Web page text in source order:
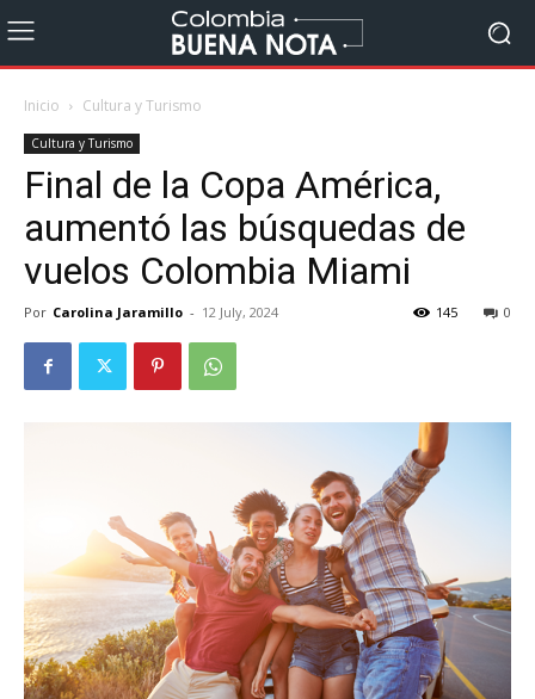
Inicio Cultura y Turismo
Cultura y Turismo
Final de la Copa América,
aumentó las búsquedas de
vuelos Colombia Miami
Por Carolina Jaramillo - 12 July, 2024 0
145